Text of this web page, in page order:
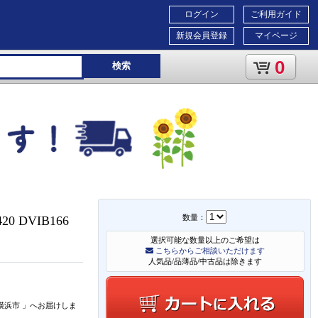
ご利用ガイド
マイページ
ログイン
新規会員登録
検索 0
数量：
選択可能な数量以上のご希望は
こちらからご相談いただけます
人気品/品薄品/中古品は除きます
DVIB166
浜市 」 へお届けしま